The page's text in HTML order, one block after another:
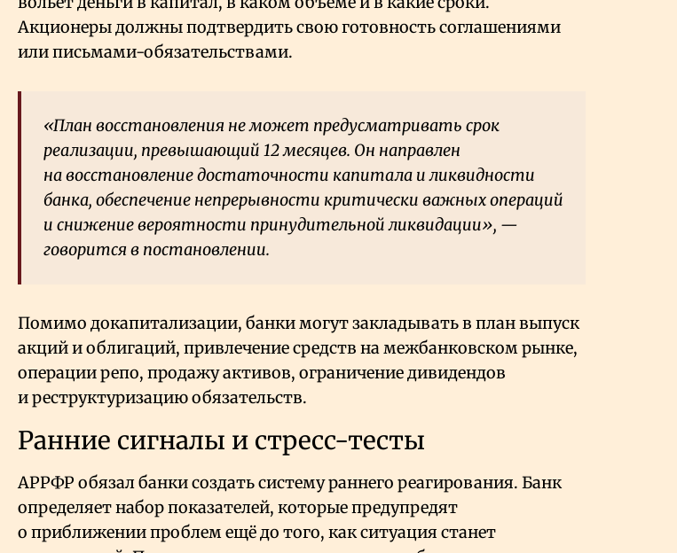
Акционеры должны подтвердить свою готовность соглашениями
или письмами-обязательствами.
«План восстановления не может предусматривать срок
реализации, превышающий 12 месяцев. Он направлен
на восстановление достаточности капитала и ликвидности
банка, обеспечение непрерывности критически важных операций
и снижение вероятности принудительной ликвидации», —
говорится в постановлении.
Помимо докапитализации, банки могут закладывать в план выпуск
акций и облигаций, привлечение средств на межбанковском рынке,
операции репо, продажу активов, ограничение дивидендов
и реструктуризацию обязательств.
Ранние сигналы и стресс-тесты
АРРФР обязал банки создать систему раннего реагирования. Банк
определяет набор показателей, которые предупредят
о приближении проблем ещё до того, как ситуация станет